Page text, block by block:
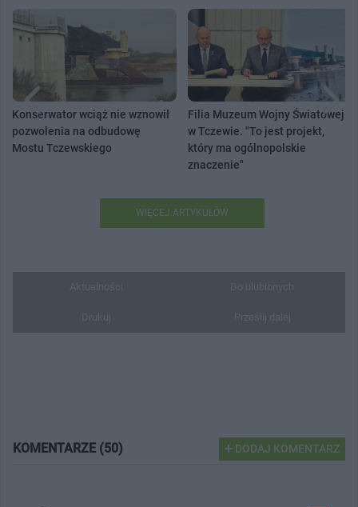
Konserwator wciąż nie wznowił
pozwolenia na odbudowę
Mostu Tczewskiego
Filia Muzeum Wojny Światowej
w Tczewie. "To jest projekt,
który ma ogólnopolskie
znaczenie"
WIĘCEJ ARTYKUŁÓW
KOMENTARZE (50) DODAJ KOMENTARZ